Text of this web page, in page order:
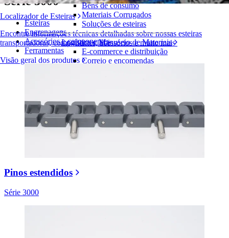
Localizador de Esteiras
Encontre informações técnicas detalhadas sobre nossas esteiras
transportadoras, componentes, acessórios e muito mais
Visão geral dos produtos
Bens de consumo
Materiais Corrugados
Soluções de esteiras
Logística e Manuseio de Materiais
E-commerce e distribuição
Correio e encomendas
Industrial
Visão geral das indústrias
Esteiras
Engrenagens
Acessórios e componentes
Ferramentas
Pinos estendidos
Série 3000